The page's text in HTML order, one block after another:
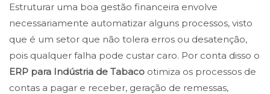
Estruturar uma boa gestão financeira envolve
necessariamente automatizar alguns processos, visto
que é um setor que não tolera erros ou desatenção,
pois qualquer falha pode custar caro. Por conta disso o
ERP para Indústria de Tabaco otimiza os processos de
contas a pagar e receber, geração de remessas,